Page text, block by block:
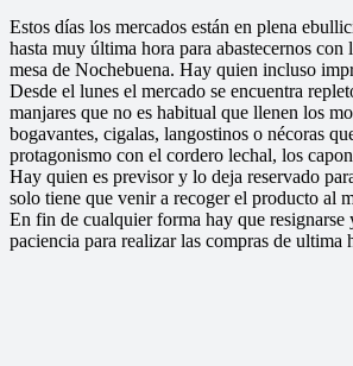
Estos días los mercados están en plena
hasta muy última hora para abastecernos con
mesa de Nochebuena. Hay quien incluso
Desde el lunes el mercado se encuentra
manjares que no es habitual que llenen los
bogavantes, cigalas, langostinos o nécoras
protagonismo con el cordero lechal, los
Hay quien es previsor y lo deja reservado
solo tiene que venir a recoger el producto al
En fin de cualquier forma hay que resignarse
paciencia para realizar las compras de ultima